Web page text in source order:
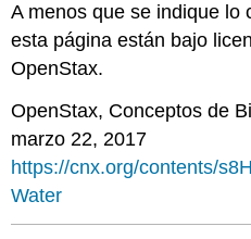
A menos que se indique lo
esta página están bajo
OpenStax.
OpenStax, Conceptos de
marzo 22, 2017
https://cnx.org/contents/
Water